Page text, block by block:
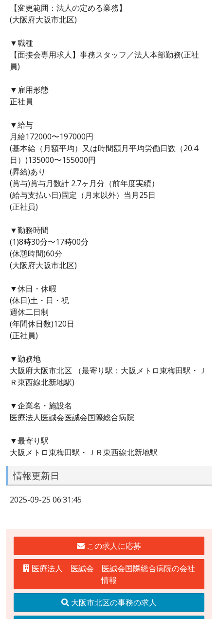
【変更範囲：法人の定める業務】
(大阪府大阪市北区)
▼職種
【面接会専用求人】事務スタッフ／法人本部勤務(正社
員)
▼雇用形態
正社員
▼給与
月給172000〜197000円
(基本給（月額平均）又は時間額月平均労働日数（20.4
日）)135000〜155000円
(昇給)あり
(賞与)賞与月数計 2.7ヶ月分（前年度実績）
(給与支払い日)固定（月末以外）当月25日
(正社員)
▼勤務時間
(1)8時30分〜17時00分
(休憩時間)60分
(大阪府大阪市北区)
▼休日・休暇
(休日)土・日・祝
週休二日制
(年間休日数)120日
(正社員)
▼勤務地
大阪府大阪市北区 （最寄り駅：大阪メトロ東梅田駅・Ｊ
Ｒ東西線北新地駅)
▼企業名・施設名
医療法人医誠会医誠会国際総合病院
▼最寄り駅
大阪メトロ東梅田駅・ＪＲ東西線北新地駅
情報更新日
2025-09-25 06:31:45
この求人に応募
医療法人 医誠会 医誠会国際総合病院の会社
情報
大阪市北区の事務の求人